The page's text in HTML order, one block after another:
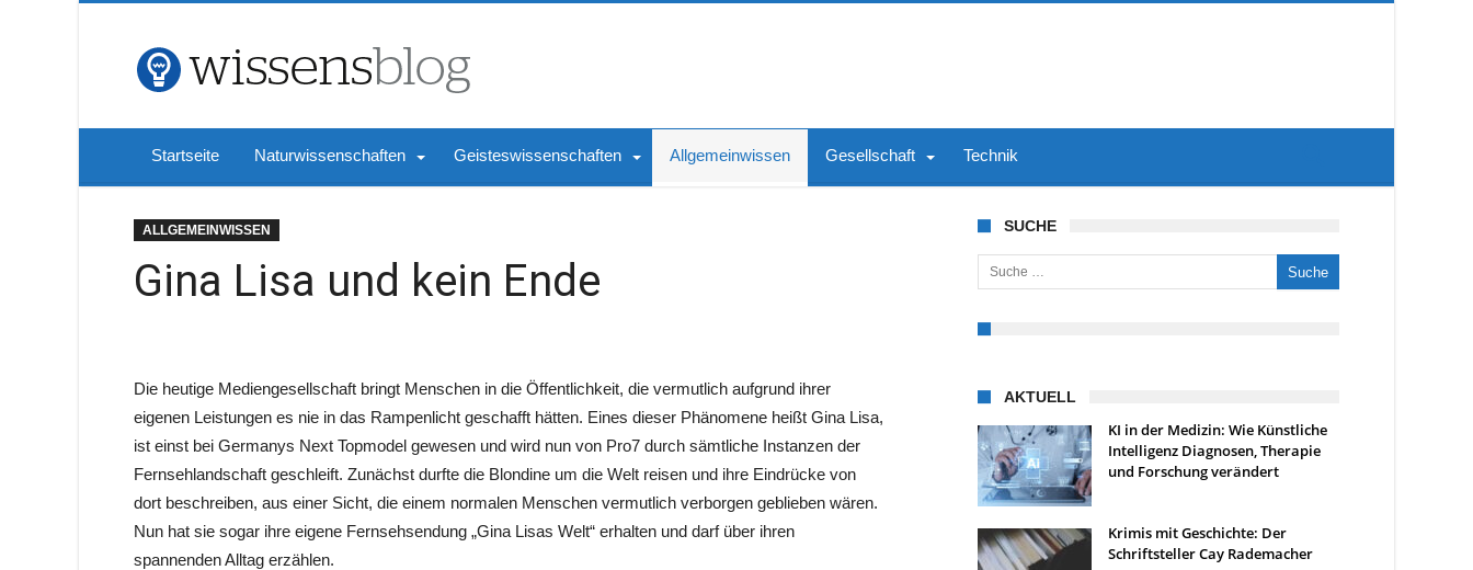
Startseite Naturwissenschaften Geisteswissenschaften Allgemeinwissen Gesellschaft Technik
ALLGEMEINWISSEN
Gina Lisa und kein Ende
Die heutige Mediengesellschaft bringt Menschen in die Öffentlichkeit, die vermutlich aufgrund ihrer
eigenen Leistungen es nie in das Rampenlicht geschafft hätten. Eines dieser Phänomene heißt Gina Lisa,
ist einst bei Germanys Next Topmodel gewesen und wird nun von Pro7 durch sämtliche Instanzen der
Fernsehlandschaft geschleift. Zunächst durfte die Blondine um die Welt reisen und ihre Eindrücke von
dort beschreiben, aus einer Sicht, die einem normalen Menschen vermutlich verborgen geblieben wären.
Nun hat sie sogar ihre eigene Fernsehsendung „Gina Lisas Welt“ erhalten und darf über ihren
spannenden Alltag erzählen.
SUCHE
Suche nach:
AKTUELL
KI in der Medizin: Wie Künstliche
Intelligenz Diagnosen, Therapie
und Forschung verändert
Krimis mit Geschichte: Der
Schriftsteller Cay Rademacher